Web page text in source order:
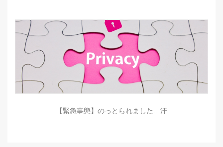
【緊急事態】のっとられました…汗